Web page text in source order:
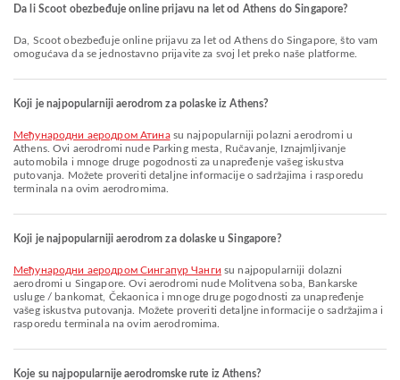
Da li Scoot obezbeđuje online prijavu na let od Athens do Singapore?
Da, Scoot obezbeđuje online prijavu za let od Athens do Singapore, što vam
omogućava da se jednostavno prijavite za svoj let preko naše platforme.
Koji je najpopularniji aerodrom za polaske iz Athens?
Међународни аеродром Атинаsu najpopularniji polazni aerodromi u
Athens. Ovi aerodromi nude Parking mesta, Ručavanje, Iznajmljivanje
automobila i mnoge druge pogodnosti za unapređenje vašeg iskustva
putovanja. Možete proveriti detaljne informacije o sadržajima i rasporedu
terminala na ovim aerodromima.
Koji je najpopularniji aerodrom za dolaske u Singapore?
Међународни аеродром Сингапур Чанги su najpopularniji dolazni
aerodromi u Singapore. Ovi aerodromi nude Molitvena soba, Bankarske
usluge / bankomat, Čekaonica i mnoge druge pogodnosti za unapređenje
vašeg iskustva putovanja. Možete proveriti detaljne informacije o sadržajima i
rasporedu terminala na ovim aerodromima.
Koje su najpopularnije aerodromske rute iz Athens?